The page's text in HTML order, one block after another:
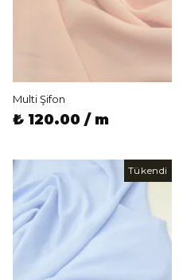
Multi Şifon
₺ 120.00 / m
Tükendi